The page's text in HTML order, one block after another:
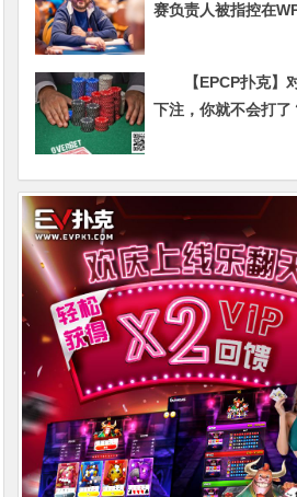
赛负责人被指控在
偷窃选手装有2万刀
【EPCP扑克】
下注，你就不会打了